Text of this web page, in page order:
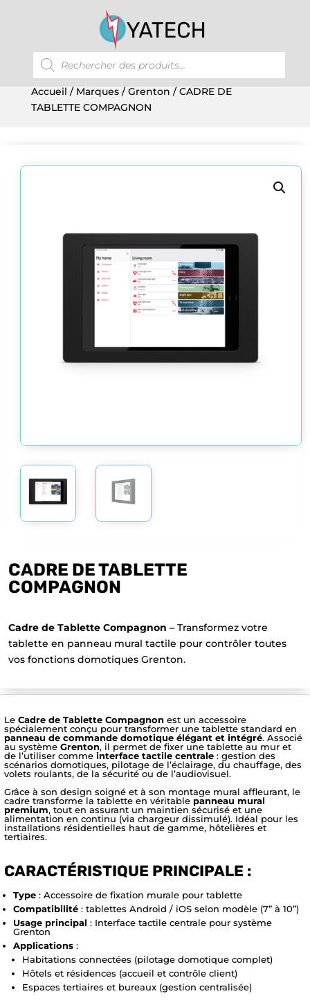
Recherche
de
produits
Accueil / Marques/Grenton / CADRE DE
TABLETTE COMPAGNON
CADRE DE TABLETTE
COMPAGNON
Cadre de Tablette Compagnon – Transformez votre
tablette en panneau mural tactile pour contrôler toutes
vos fonctions domotiques Grenton.
Le Cadre de Tablette Compagnon est un accessoire
spécialement conçu pour transformer une tablette standard en
panneau de commande domotique élégant et intégré. Associé
au système Grenton, il permet de fixer une tablette au mur et
de l’utiliser comme interface tactile centrale : gestion des
scénarios domotiques, pilotage de l’éclairage, du chauffage, des
volets roulants, de la sécurité ou de l’audiovisuel.
Grâce à son design soigné et à son montage mural affleurant, le
cadre transforme la tablette en véritable panneau mural
premium, tout en assurant un maintien sécurisé et une
alimentation en continu (via chargeur dissimulé). Idéal pour les
installations résidentielles haut de gamme, hôtelières et
tertiaires.
CARACTÉRISTIQUE PRINCIPALE :
Type : Accessoire de fixation murale pour tablette
Compatibilité : tablettes Android / iOS selon modèle (7” à 10”)
Usage principal : Interface tactile centrale pour système
Grenton
Applications :
Habitations connectées (pilotage domotique complet)
Hôtels et résidences (accueil et contrôle client)
Espaces tertiaires et bureaux (gestion centralisée)